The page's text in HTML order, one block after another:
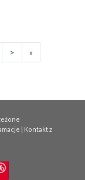
> »
| Kontakt z